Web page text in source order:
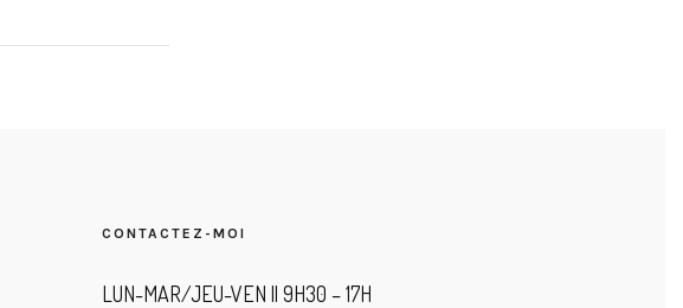
CONTACTEZ-MOI
LUN-MAR/JEU-VEN || 9H30 – 17H